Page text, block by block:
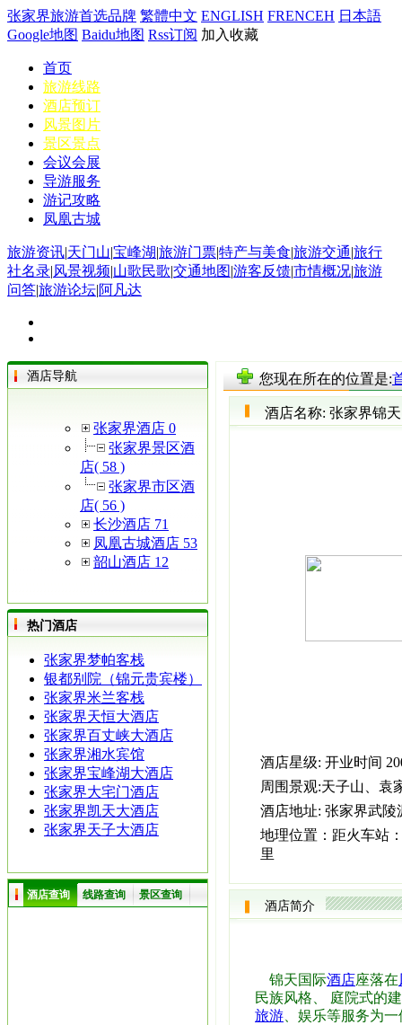
张家界旅游首选品牌 繁體中文 ENGLISH FRENCEH 日本語
Google地图 Baidu地图 Rss订阅 加入收藏
首页
旅游线路
酒店预订
风景图片
景区景点
会议会展
导游服务
游记攻略
凤凰古城
旅游资讯|天门山|宝峰湖|旅游门票|特产与美食|旅游交通|旅行
社名录|风景视频|山歌民歌|交通地图|游客反馈|市情概况|旅游
问答|旅游论坛|阿凡达
酒店导航
张家界酒店 0
张家界景区酒
店( 58 )
张家界市区酒
店( 56 )
长沙酒店 71
凤凰古城酒店 53
韶山酒店 12
热门酒店
张家界梦帕客栈
银都别院（锦元贵宾楼）
张家界米兰客栈
张家界天恒大酒店
张家界百丈峡大酒店
张家界湘水宾馆
张家界宝峰湖大酒店
张家界大宅门酒店
张家界凯天大酒店
张家界天子大酒店
酒店查询 线路查询 景区查询
您现在所在的位置是:
酒店名称: 张家界锦
酒店星级: 开业时间
周围景观:天子山、袁
酒店地址: 张家界武陵
地理位置： 距火车站
里
酒店简介
锦天国际酒店座落在
民族风格、 庭院式的
旅游 、娱乐等服务为